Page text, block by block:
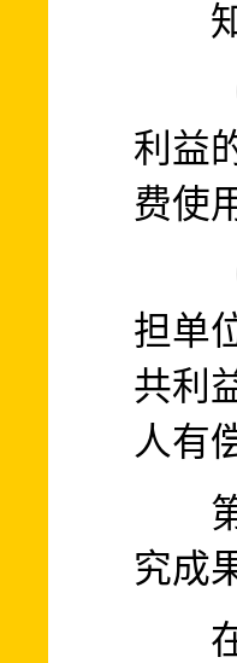
知
（
利益
费使
（
担单
共利
人有
第
究成
在